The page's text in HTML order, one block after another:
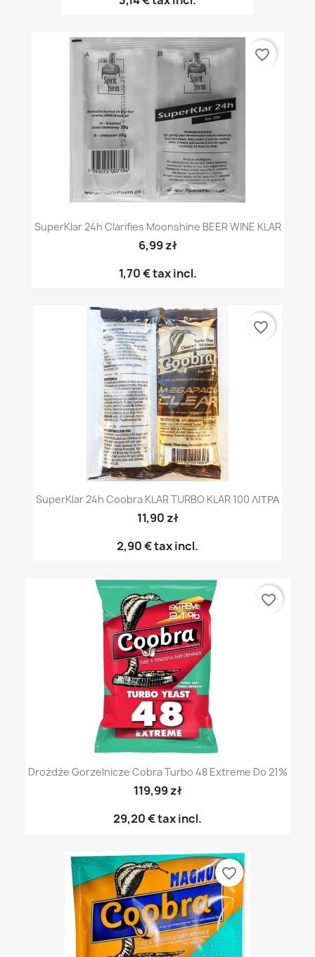
SuperKlar 24h Clarifies Moonshine BEER WINE KLAR
6,99 zł
1,70 €tax incl.
favorite_border
SuperKlar 24h Coobra KLAR TURBO KLAR 100 ΛΙΤΡΑ
11,90 zł
2,90 €tax incl.
favorite_border
Drożdże Gorzelnicze Cobra Turbo 48 Extreme Do 21%
119,99 zł
29,20 €tax incl.
favorite_border
favorite_border